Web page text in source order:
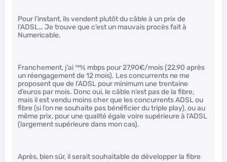
Pour l’instant, ils vendent plutôt du câble à un prix de
l’ADSL… Je trouve que c’est un mauvais procès fait à
Numericable.
Franchement, j’ai100⁄5 mbps pour 27,90€/mois (22,90 après
un réengagement de 12 mois). Les concurrents ne me
proposent que de l’ADSL pour minimum une trentaine
d’euros par mois. Donc oui, le câble n’est pas de la fibre,
mais il est vendu moins cher que les concurrents ADSL ou
fibre (si l’on ne souhaite pas bénéficier du triple play), ou au
même prix, pour une qualité égale voire supérieure à l’ADSL
(largement supérieure dans mon cas).
Après, bien sûr, il serait souhaitable de développer la fibre